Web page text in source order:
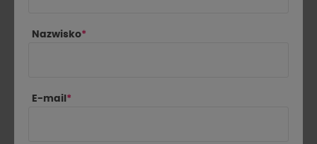
Nazwisko*
E-mail *